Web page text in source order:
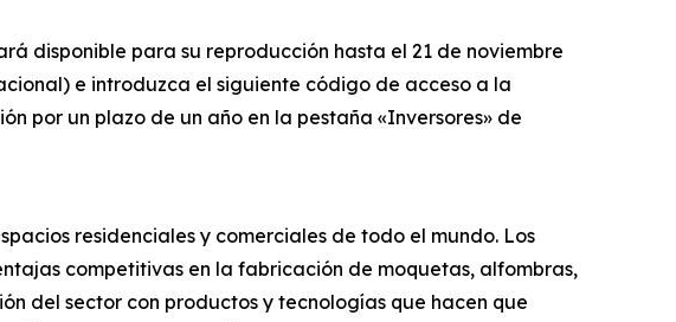
disponible para su reproducción hasta el 21 de noviembre
e introduzca el siguiente código de acceso a la
por un plazo de un año en la pestaña «Inversores» de
residenciales y comerciales de todo el mundo. Los
competitivas en la fabricación de moquetas, alfombras,
del sector con productos y tecnologías que hacen que